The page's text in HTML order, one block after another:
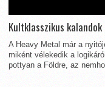
Kultklasszikus
A Heavy Metal már a
miként vélekedik a
pottyan a Földre, az